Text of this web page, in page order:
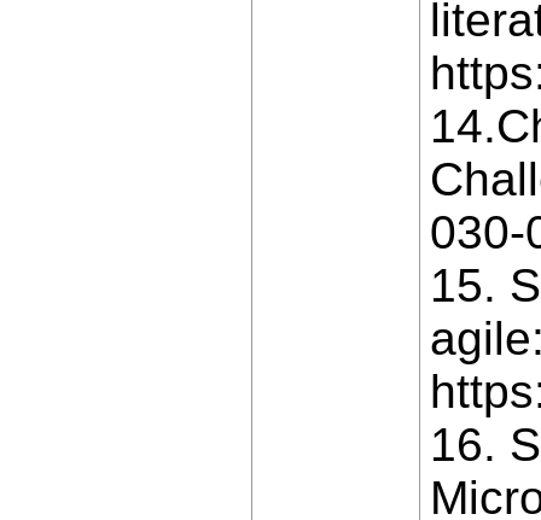
15.
16.